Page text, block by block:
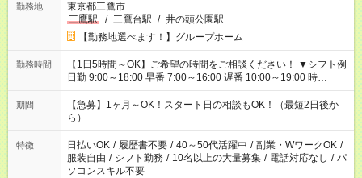
勤務地
東京都三鷹市
三鷹駅
/ 三鷹台駅 / 井の頭公園駅
【勤務地選べます！】グループホーム
勤務時間
【1日5時間～OK】ご希望の時間をご相談ください！ ▼シフト例
日勤 9:00～18:00 早番 7:00～16:00 遅番 10:00～19:00 時
短 10:00～15:00 上記はあくまで一例です。 「夕方までには帰宅
しておきたい」 「朝はゆっくりのスタートがいい」 「お昼の時
間を有効に使いたい」 など、ご希望があれば教えてください
ね。
期間
【急募】1ヶ月～OK！スタート日の相談もOK！（最短2日後か
ら）
特徴 日払いOK / 履歴書不要 / 40～50代活躍中 / 副業・WワークOK /
服装自由 / シフト勤務 / 10名以上の大量募集 / 電話対応なし / パ
ソコンスキル不要